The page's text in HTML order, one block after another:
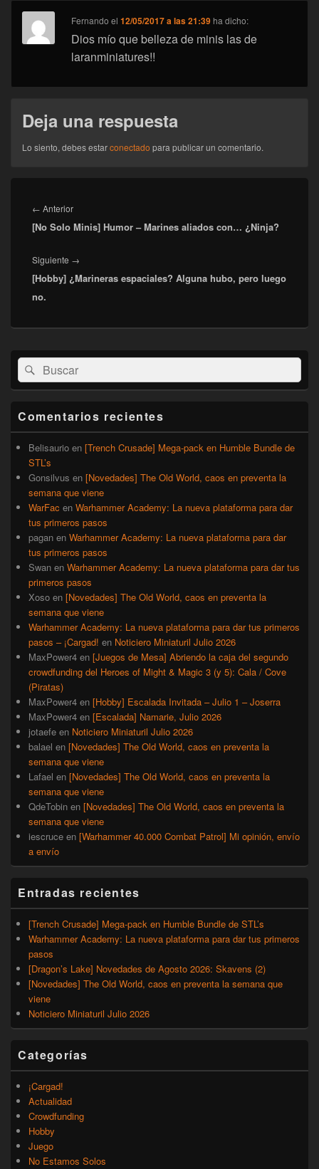
Fernando el12/05/2017 a las 21:39 ha dicho:
Dios mío que belleza de minis las de
laranminiatures!!
Deja una respuesta
Lo siento, debes estarconectado para publicar un comentario.
de
entradas
← AnteriorEntrada
anterior:
[No Solo Minis] Humor – Marines aliados con… ¿Ninja?
Siguiente →
siguiente:
[Hobby] ¿Marineras espaciales? Alguna hubo, pero luego
no.
El
área
de
lateral
primaria
Buscar
por:
Buscar
Comentarios recientes
Belisaurio en [Trench Crusade] Mega-pack en Humble Bundle de
STL’s
Gonsilvus en [Novedades] The Old World, caos en preventa la
semana que viene
WarFac en Warhammer Academy: La nueva plataforma para dar
tus primeros pasos
pagan en Warhammer Academy: La nueva plataforma para dar
tus primeros pasos
Swan en Warhammer Academy: La nueva plataforma para dar tus
primeros pasos
Xoso en [Novedades] The Old World, caos en preventa la
semana que viene
Warhammer Academy: La nueva plataforma para dar tus primeros
pasos – ¡Cargad! en Noticiero Miniaturil Julio 2026
MaxPower4 en [Juegos de Mesa] Abriendo la caja del segundo
crowdfunding del Heroes of Might & Magic 3 (y 5): Cala / Cove
(Piratas)
MaxPower4 en [Hobby] Escalada Invitada – Julio 1 – Joserra
MaxPower4 en [Escalada] Namarie, Julio 2026
jotaefe en Noticiero Miniaturil Julio 2026
balael en [Novedades] The Old World, caos en preventa la
semana que viene
Lafael en [Novedades] The Old World, caos en preventa la
semana que viene
QdeTobin en [Novedades] The Old World, caos en preventa la
semana que viene
iescruce en [Warhammer 40.000 Combat Patrol] Mi opinión, envío
a envío
Entradas recientes
[Trench Crusade] Mega-pack en Humble Bundle de STL’s
Warhammer Academy: La nueva plataforma para dar tus primeros
pasos
[Dragon’s Lake] Novedades de Agosto 2026: Skavens (2)
[Novedades] The Old World, caos en preventa la semana que
viene
Noticiero Miniaturil Julio 2026
Categorías
¡Cargad!
Actualidad
Crowdfunding
Hobby
Juego
No Estamos Solos